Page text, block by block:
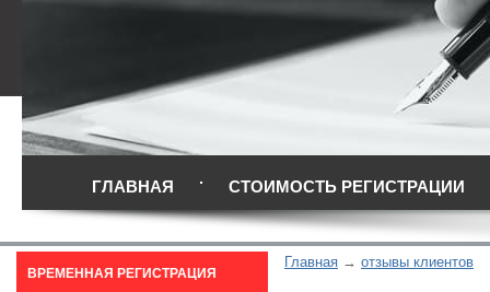
ГЛАВНАЯ СТОИМОСТЬ РЕГИСТРАЦИИ
Главная отзывы клиентов
ВРЕМЕННАЯ РЕГИСТРАЦИЯ